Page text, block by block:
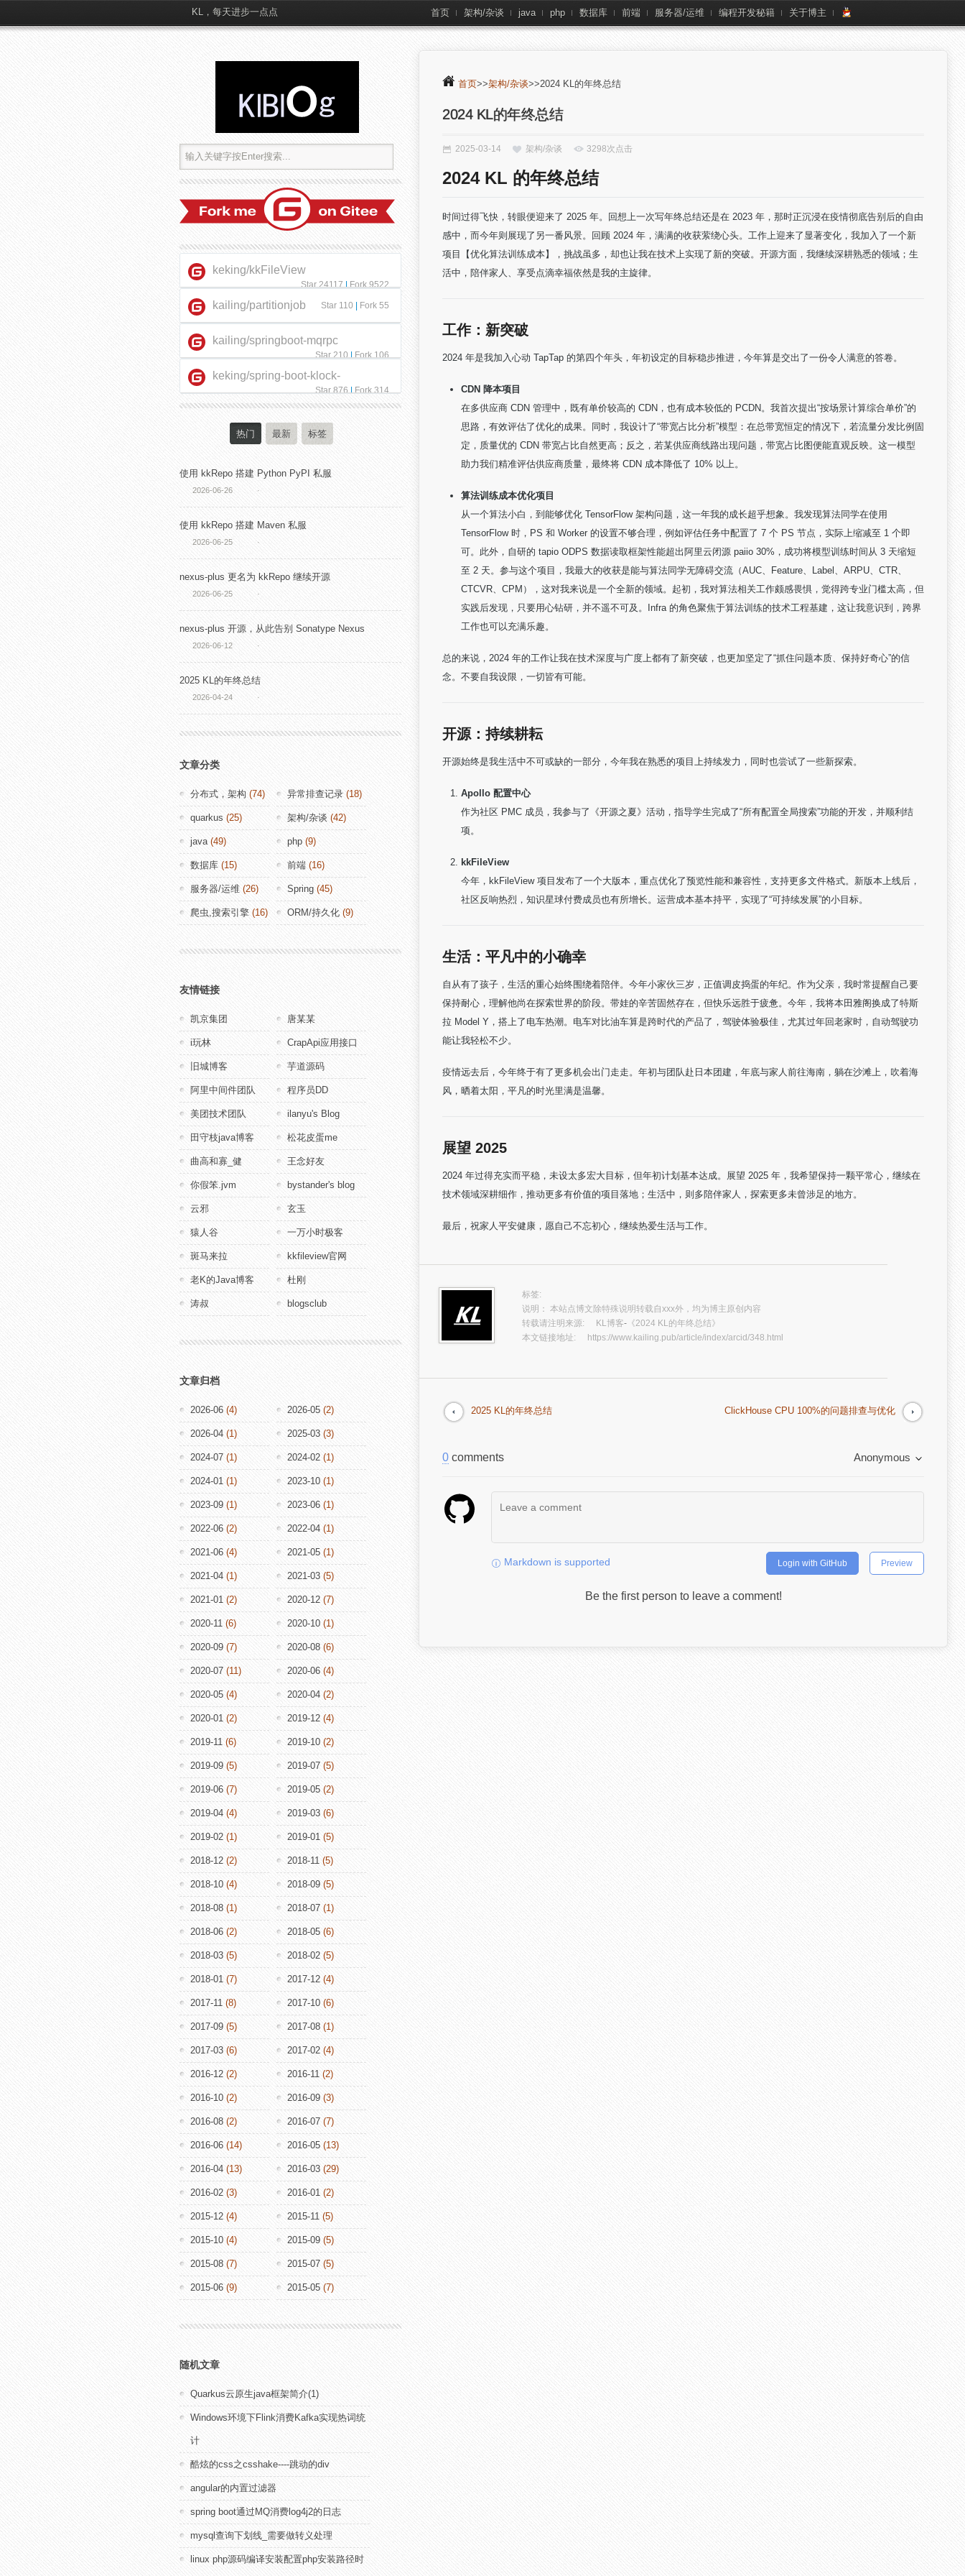
KL，每天进步一点点 首页 架构/杂谈 java php 数据库 前端 服务器/运维 编程开发秘籍 关于博主
首页>>架构/杂谈>>2024 KL的年终总结
2024 KL的年终总结
2025-03-14 架构/杂谈 3298次点击
2024 KL 的年终总结
时间过得飞快，转眼便迎来了 2025 年。回想上一次写年终总结还是在 2023 年，那时正沉浸在疫情彻底告别后的自由
感中，而今年则展现了另一番风景。回顾 2024 年，满满的收获萦绕心头。工作上迎来了显著变化，我加入了一个新
项目【优化算法训练成本】，挑战虽多，却也让我在技术上实现了新的突破。开源方面，我继续深耕熟悉的领域；生
活中，陪伴家人、享受点滴幸福依然是我的主旋律。
工作：新突破
2024 年是我加入心动 TapTap 的第四个年头，年初设定的目标稳步推进，今年算是交出了一份令人满意的答卷。
CDN 降本项目
在多供应商 CDN 管理中，既有单价较高的 CDN，也有成本较低的 PCDN。我首次提出“按场景计算综合单价”的
思路，有效评估了优化的成果。同时，我设计了“带宽占比分析”模型：在总带宽恒定的情况下，若流量分发比例固
定，质量优的 CDN 带宽占比自然更高；反之，若某供应商线路出现问题，带宽占比图便能直观反映。这一模型
助力我们精准评估供应商质量，最终将 CDN 成本降低了 10% 以上。
算法训练成本优化项目
从一个算法小白，到能够优化 TensorFlow 架构问题，这一年我的成长超乎想象。我发现算法同学在使用
TensorFlow 时，PS 和 Worker 的设置不够合理，例如评估任务中配置了 7 个 PS 节点，实际上缩减至 1 个即
可。此外，自研的 tapio ODPS 数据读取框架性能超出阿里云闭源 paiio 30%，成功将模型训练时间从 3 天缩短
至 2 天。参与这个项目，我最大的收获是能与算法同学无障碍交流（AUC、Feature、Label、ARPU、CTR、
CTCVR、CPM），这对我来说是一个全新的领域。起初，我对算法相关工作颇感畏惧，觉得跨专业门槛太高，但
实践后发现，只要用心钻研，并不遥不可及。Infra 的角色聚焦于算法训练的技术工程基建，这让我意识到，跨界
工作也可以充满乐趣。
总的来说，2024 年的工作让我在技术深度与广度上都有了新突破，也更加坚定了“抓住问题本质、保持好奇心”的信
念。不要自我设限，一切皆有可能。
开源：持续耕耘
开源始终是我生活中不可或缺的一部分，今年我在熟悉的项目上持续发力，同时也尝试了一些新探索。
Apollo 配置中心
作为社区 PMC 成员，我参与了《开源之夏》活动，指导学生完成了“所有配置全局搜索”功能的开发，并顺利结
项。
kkFileView
今年，kkFileView 项目发布了一个大版本，重点优化了预览性能和兼容性，支持更多文件格式。新版本上线后，
社区反响热烈，知识星球付费成员也有所增长。运营成本基本持平，实现了“可持续发展”的小目标。
生活：平凡中的小确幸
自从有了孩子，生活的重心始终围绕着陪伴。今年小家伙三岁，正值调皮捣蛋的年纪。作为父亲，我时常提醒自己要
保持耐心，理解他尚在探索世界的阶段。带娃的辛苦固然存在，但快乐远胜于疲惫。今年，我将本田雅阁换成了特斯
拉 Model Y，搭上了电车热潮。电车对比油车算是跨时代的产品了，驾驶体验极佳，尤其过年回老家时，自动驾驶功
能让我轻松不少。
疫情远去后，今年终于有了更多机会出门走走。年初与团队赴日本团建，年底与家人前往海南，躺在沙滩上，吹着海
风，晒着太阳，平凡的时光里满是温馨。
展望 2025
2024 年过得充实而平稳，未设太多宏大目标，但年初计划基本达成。展望 2025 年，我希望保持一颗平常心，继续在
技术领域深耕细作，推动更多有价值的项目落地；生活中，则多陪伴家人，探索更多未曾涉足的地方。
最后，祝家人平安健康，愿自己不忘初心，继续热爱生活与工作。
标签:
说明： 本站点博文除特殊说明转载自xxx外，均为博主原创内容
转载请注明来源:
KL博客- 《2024 KL的年终总结》
本文链接地址:
https://www.kailing.pub/article/index/arcid/348.html
2025 KL的年终总结 ClickHouse CPU 100%的问题排查与优化
0 comments Anonymous
Markdown is supported Preview
Login with GitHub
Be the first person to leave a comment!
keking/kkFileView
Star 24117|Fork 9522
kailing/partitionjob Star 110 Fork 55
kailing/springboot-mqrpc
Star 210|Fork 106
keking/spring-boot-klock-
starter
Star 876|Fork 314
热门 最新 标签
使用 kkRepo 搭建 Python PyPI 私服
2026-06-26 ·
使用 kkRepo 搭建 Maven 私服
2026-06-25 ·
nexus-plus 更名为 kkRepo 继续开源
2026-06-25 ·
nexus-plus 开源，从此告别 Sonatype Nexus
2026-06-12 ·
2025 KL的年终总结
2026-04-24 ·
文章分类
分布式，架构 (74) 异常排查记录 (18)
quarkus (25) 架构/杂谈 (42)
java(49) php (9)
数据库 (15) 前端 (16)
服务器/运维 (26) Spring (45)
爬虫,搜索引擎 (16) ORM/持久化 (9)
友情链接
凯京集团 唐某某
i玩林 CrapApi应用接口
旧城博客 芋道源码
阿里中间件团队 程序员DD
美团技术团队 ilanyu's Blog
田守枝java博客 松花皮蛋me
曲高和寡_健 王念好友
你假笨.jvm bystander's blog
云邪 玄玉
猿人谷 一万小时极客
斑马来拉 kkfileview官网
老K的Java博客 杜刚
涛叔 blogsclub
文章归档
2026-06 (4) 2026-05 (2)
2026-04 (1) 2025-03 (3)
2024-07 (1) 2024-02 (1)
2024-01 (1) 2023-10 (1)
2023-09 (1) 2023-06 (1)
2022-06 (2) 2022-04 (1)
2021-06 (4) 2021-05 (1)
2021-04 (1) 2021-03 (5)
2021-01 (2) 2020-12 (7)
2020-11 (6) 2020-10 (1)
2020-09 (7) 2020-08 (6)
2020-07 (11) 2020-06 (4)
2020-05 (4) 2020-04 (2)
2020-01 (2) 2019-12 (4)
2019-11 (6) 2019-10 (2)
2019-09 (5) 2019-07 (5)
2019-06 (7) 2019-05 (2)
2019-04 (4) 2019-03 (6)
2019-02 (1) 2019-01 (5)
2018-12 (2) 2018-11 (5)
2018-10 (4) 2018-09 (5)
2018-08 (1) 2018-07 (1)
2018-06 (2) 2018-05 (6)
2018-03 (5) 2018-02 (5)
2018-01 (7) 2017-12 (4)
2017-11 (8) 2017-10 (6)
2017-09 (5) 2017-08 (1)
2017-03 (6) 2017-02 (4)
2016-12 (2) 2016-11 (2)
2016-10 (2) 2016-09 (3)
2016-08 (2) 2016-07 (7)
2016-06 (14) 2016-05 (13)
2016-04 (13) 2016-03 (29)
2016-02 (3) 2016-01 (2)
2015-12 (4) 2015-11 (5)
2015-10 (4) 2015-09 (5)
2015-08 (7) 2015-07 (5)
2015-06 (9) 2015-05 (7)
随机文章
Quarkus云原生java框架简介(1)
Windows环境下Flink消费Kafka实现热词统
计
酷炫的css之csshake----跳动的div
angular的内置过滤器
spring boot通过MQ消费log4j2的日志
mysql查询下划线_需要做转义处理
linux php源码编译安装配置php安装路径时